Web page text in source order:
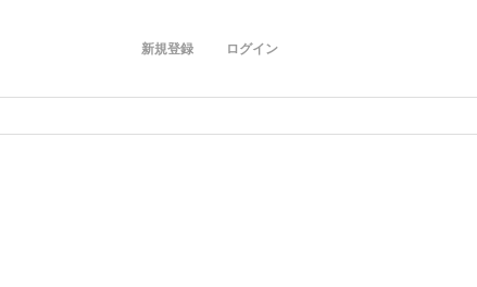
ログイン
新規登録